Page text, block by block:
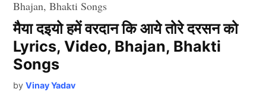
मैया दइयो हमें वरदान कि आये तोरे दरसन को
Lyrics, Video, Bhajan, Bhakti
Songs
by Vinay Yadav